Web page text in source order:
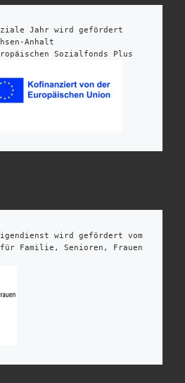
Jahr wird gefördert
Anhalt
Sozialfonds Plus
wird gefördert vom
für Familie, Senioren, Frauen